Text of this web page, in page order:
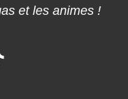
et les animes !